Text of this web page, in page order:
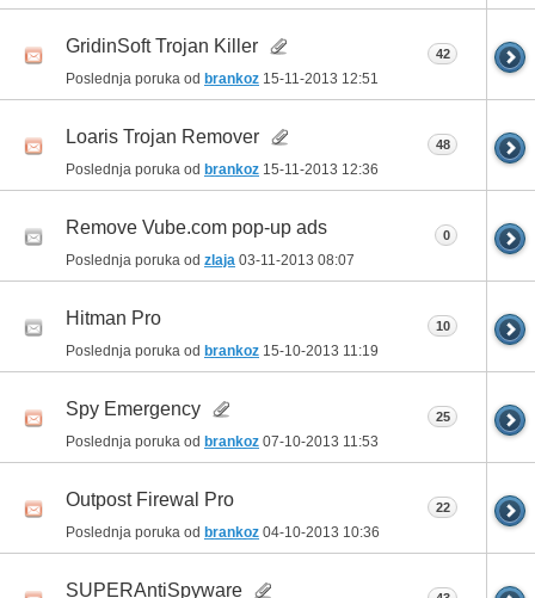
GridinSoft Trojan Killer
Poslednja poruka od brankoz 15-11-2013 12:51
42
Loaris Trojan Remover
Poslednja poruka od brankoz 15-11-2013 12:36
48
Remove Vube.com pop-up ads
Poslednja poruka od zlaja 03-11-2013 08:07
0
Hitman Pro
Poslednja poruka od brankoz 15-10-2013 11:19
10
Spy Emergency
Poslednja poruka od brankoz 07-10-2013 11:53
25
Outpost Firewal Pro
Poslednja poruka od brankoz 04-10-2013 10:36
22
SUPERAntiSpyware